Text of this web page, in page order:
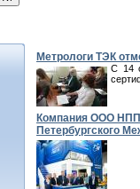
Метрологи ТЭК
С 14
Компания ООО НПП
Петербургского